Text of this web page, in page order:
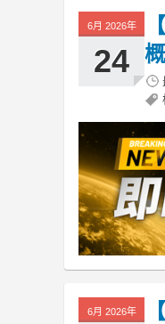
6月 2026年
24
6月 2026年